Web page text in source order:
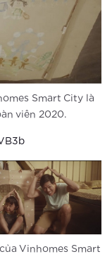
Smart City là
viên 2020.
Vinhomes Smart
4 – viên ngọc
City
thế doanh
Việt Nam
cách” giữa tọa
mới phía Tây